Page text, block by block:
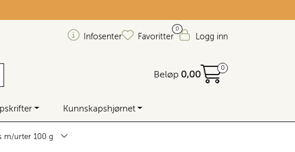
Infosenter
0
Favoritter Logg inn
Beløp 0,00
0
Kunnskapshjørnet
m/urter 100 g